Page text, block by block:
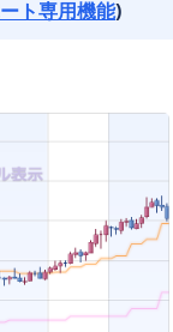
ト専用機能)